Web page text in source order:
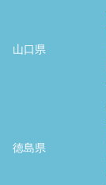
山口県
徳島県